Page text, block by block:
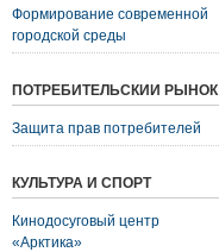
Формирование современной
городской среды
ПОТРЕБИТЕЛЬСКИЙ РЫНОК
Защита прав потребителей
КУЛЬТУРА И СПОРТ
Кинодосуговый центр
«Арктика»